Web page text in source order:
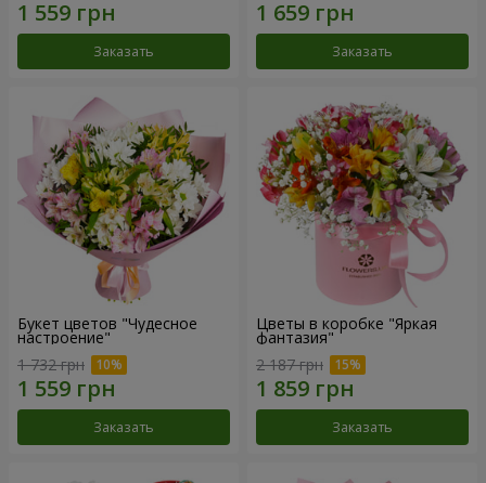
Заказать Заказать
Букет цветов "Чудесное
настроение"
1 732 грн
Заказать
Цветы в коробке "Яркая
фантазия"
2 187 грн
Заказать